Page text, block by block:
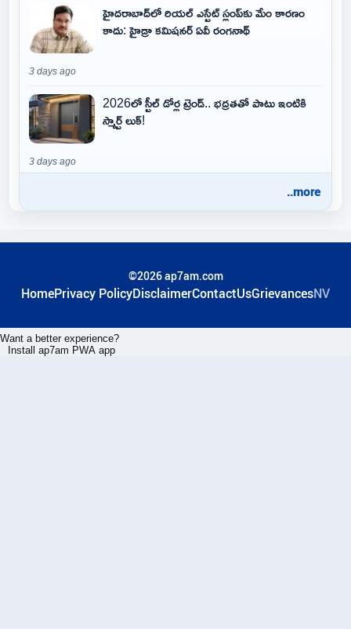
హైదరాబాద్‌లో రియల్ ఎస్టేట్ స్లంప్‌కు మేం కారణం
కాదు: హైడ్రా కమిషనర్ ఏవీ రంగనాథ్
3 days ago
2026లో స్టీల్ డోర్ల ట్రెండ్.. భద్రతతో పాటు ఇంటికి
స్మార్ట్ లుక్!
3 days ago
..more
©2026 ap7am.com
HomePrivacy PolicyDisclaimerContactUsGrievancesNV
Want a better experience?
Install ap7am PWA app